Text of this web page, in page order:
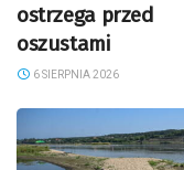
ostrzega przed
oszustami
6 SIERPNIA 2026